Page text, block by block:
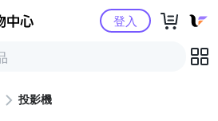
Yahoo購物中心登入
投影機